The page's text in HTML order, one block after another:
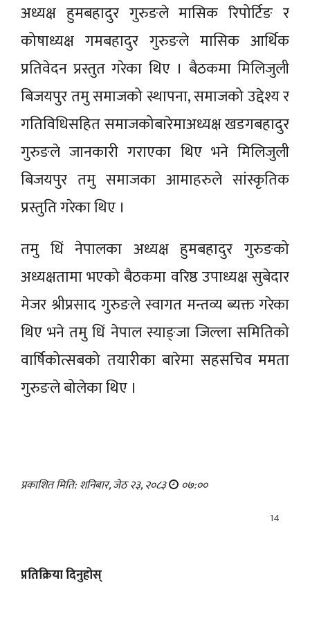
अध्यक्ष हुमबहादुर गुरुङले मासिक रिपोर्टिङ र
कोषाध्यक्ष गमबहादुर गुरुङले मासिक आर्थिक
प्रतिवेदन प्रस्तुत गरेका थिए । बैठकमा मिलिजुली
बिजयपुर तमु समाजको स्थापना, समाजको उद्देश्य र
गतिविधिसहित समाजकोबारेमाअध्यक्ष खडगबहादुर
गुरुङले जानकारी गराएका थिए भने मिलिजुली
बिजयपुर तमु समाजका आमाहरुले सांस्कृतिक
प्रस्तुति गरेका थिए ।
तमु धिं नेपालका अध्यक्ष हुमबहादुर गुरुङको
अध्यक्षतामा भएको बैठकमा वरिष्ठ उपाध्यक्ष सुबेदार
मेजर श्रीप्रसाद गुरुङले स्वागत मन्तव्य ब्यक्त गरेका
थिए भने तमु धिं नेपाल स्याङ्जा जिल्ला समितिको
वार्षिकोत्सबको तयारीका बारेमा सहसचिव ममता
गुरुङले बोलेका थिए ।
प्रकाशित मिति: शनिबार, जेठ २३, २०८३ ०७:००
14
प्रतिक्रिया दिनुहोस्